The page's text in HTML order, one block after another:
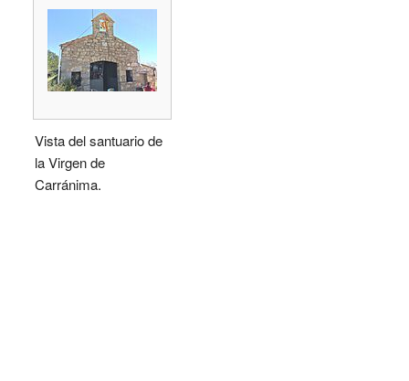
Vista del santuario de
la Virgen de
Carránima.